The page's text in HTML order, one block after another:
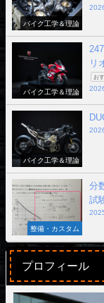
バイク工学＆理論
バイク工学＆理論
リ
お
バイク工学＆理論
整備・カスタム
分
試
プロフィール